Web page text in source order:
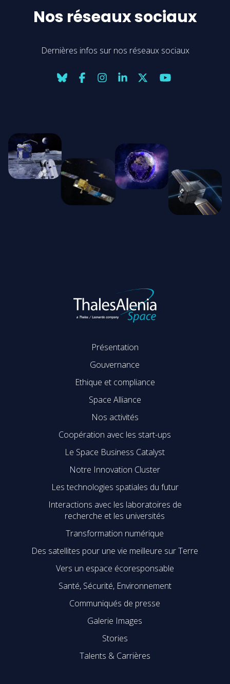
Nos réseaux sociaux
Dernières infos sur nos réseaux sociaux
Présentation
Gouvernance
Ethique et compliance
Space Alliance
Nos activités
Coopération avec les start-ups
Le Space Business Catalyst
Notre Innovation Cluster
Les technologies spatiales du futur
Interactions avec les laboratoires de
recherche et les universités
Transformation numérique
Des satellites pour une vie meilleure sur Terre
Vers un espace écoresponsable
Santé, Sécurité, Environnement
Communiqués de presse
Galerie Images
Stories
Talents & Carrières